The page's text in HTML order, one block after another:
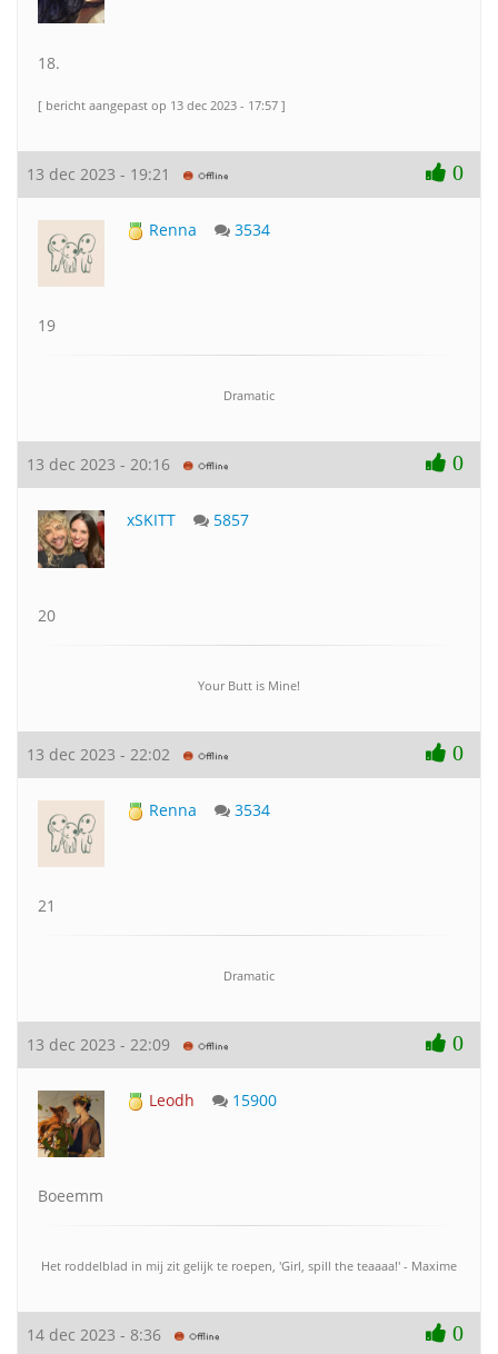
18.
[ bericht aangepast op 13 dec 2023 - 17:57 ]
13 dec 2023 - 19:21 0
Renna 3534
19
Dramatic
13 dec 2023 - 20:16 0
xSKITT 5857
20
Your Butt is Mine!
13 dec 2023 - 22:02 0
Renna 3534
21
Dramatic
13 dec 2023 - 22:09 0
Leodh 15900
Boeemm
Het roddelblad in mij zit gelijk te roepen, 'Girl, spill the teaaaa!' - Maxime
14 dec 2023 - 8:36 0